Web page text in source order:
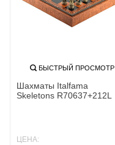
БЫСТРЫЙ ПРОСМОТР
Шахматы Italfama
Skeletons R70637+212L
ЦЕНА: